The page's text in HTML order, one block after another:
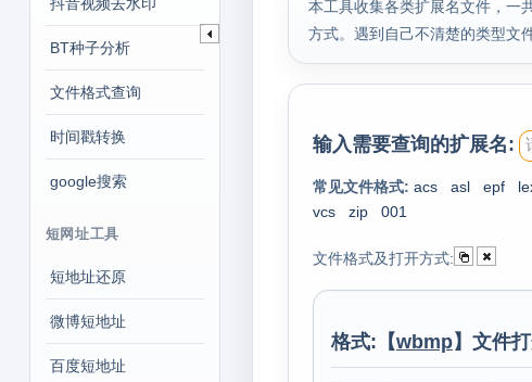
BT种子分析
文件格式查询
时间戳转换
google搜索
短网址工具
短地址还原
微博短地址
百度短地址
本工具收集各类扩展名文件，一
方式。遇到自己不清楚的类型文
输入需要查询的扩展名:
常见文件格式: acs asl epf
vcs
zip 001
文件格式及打开方式:
格式:【wbmp】文件